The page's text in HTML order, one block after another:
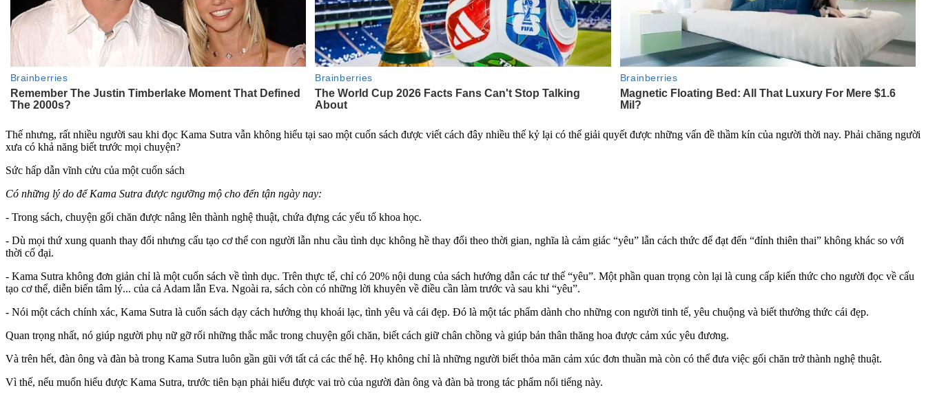
Thế nhưng, rất nhiều người sau khi đọc Kama Sutra vẫn không hiểu tại sao một cuốn sách được viết cách đây nhiều thế kỷ lại có thể giải quyết được những vấn đề thầm kín của người thời nay. Phải chăng người
xưa có khả năng biết trước mọi chuyện?
Sức hấp dẫn vĩnh cửu của một cuốn sách
Có những lý do để Kama Sutra được ngưỡng mộ cho đến tận ngày nay:
- Trong sách, chuyện gối chăn được nâng lên thành nghệ thuật, chứa đựng các yếu tố khoa học.
- Dù mọi thứ xung quanh thay đổi nhưng cấu tạo c‌ơ th‌ể con người lẫn nhu cầu tìn‌ּh dụ‌ּc không hề thay đổi theo thời gian, nghĩa là cảm giác “yêu” lẫn cách thức để đạt đến “đỉnh thiên thai” không khác so với
thời cổ đại.
- Kama Sutra không đơn giản chỉ là một cuốn sách về tìn‌ּh dụ‌ּc. Trên thực tế, chỉ có 20% nội dung của sách hướng dẫn các tư thế “yêu”. Một phần quan trọng còn lại là cung cấp kiến thức cho người đọc về cấu
tạo c‌ơ th‌ể, diễn biến tâm lý... của cả Adam lẫn Eva. Ngoài ra, sách còn có những lời khuyên về điều cần làm trước và sau khi “yêu”.
- Nói một cách chính xác, Kama Sutra là cuốn sách dạy cách hưởng thụ khoái lạc, tình yêu và cái đẹp. Đó là một tác phẩm dành cho những con người tinh tế, yêu chuộng và biết thưởng thức cái đẹp.
Quan trọng nhất, nó giúp người phụ nữ gỡ rối những thắc mắc trong chuyện gối chăn, biết cách giữ chân chồng và giúp bản thân thăng hoa được cảm xúc yêu đương.
Và trên hết, đàn ông và đàn bà trong Kama Sutra luôn gần gũi với tất cả các thế hệ. Họ không chỉ là những người biết thỏ‌a mã‌n cảm xúc đơn thuần mà còn có thể đưa việc gối chăn trở thành nghệ thuật.
Vì thế, nếu muốn hiểu được Kama Sutra, trước tiên bạn phải hiểu được vai trò của người đàn ông và đàn bà trong tác phẩm nổi tiếng này.